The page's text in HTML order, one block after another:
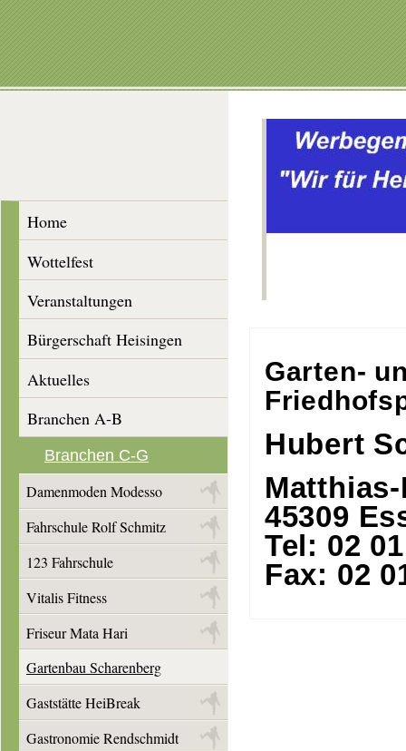
Home
Wottelfest
Veranstaltungen
Bürgerschaft Heisingen
Aktuelles
Branchen A-B
Branchen C-G
Damenmoden Modesso
Fahrschule Rolf Schmitz
123 Fahrschule
Vitalis Fitness
Friseur Mata Hari
Gartenbau Scharenberg
Gaststätte HeiBreak
Gastronomie Rendschmidt
Garten-
Hubert
45309
Tel: 02
Fax: 02